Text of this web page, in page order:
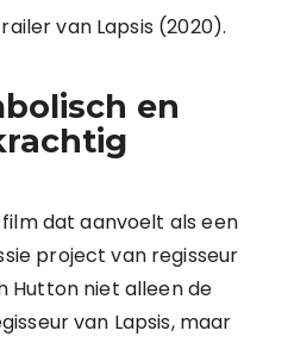
van Lapsis (2020).
en
dat aanvoelt als een
project van regisseur
Hutton niet alleen de
van Lapsis, maar